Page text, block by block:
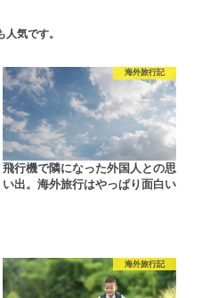
人気です。
海外旅行記
飛行機で隣になった外国人との思
い出。海外旅行はやっぱり面白い
海外旅行記